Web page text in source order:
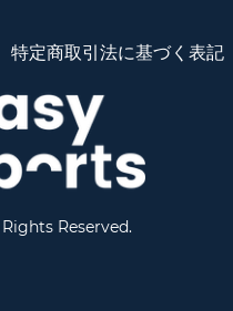
特定商取引法に基づく表記
Reserved.